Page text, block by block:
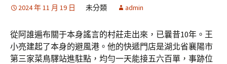
2024 年 11 月 19 日 未分類 admin
從阿誰遍布關于本身謠言的村莊走出來，已曩昔10年。王
小亮建起了本身的避風港。他的快遞門店是湖北省襄陽市
第三家菜鳥驛站進駐點，均勻一天能接五六百單，事跡位